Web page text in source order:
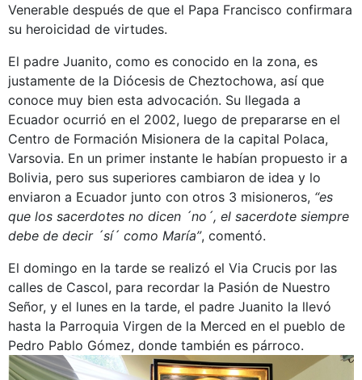
Venerable después de que el Papa Francisco confirmara
su heroicidad de virtudes.
El padre Juanito, como es conocido en la zona, es
justamente de la Diócesis de Cheztochowa, así que
conoce muy bien esta advocación. Su llegada a
Ecuador ocurrió en el 2002, luego de prepararse en el
Centro de Formación Misionera de la capital Polaca,
Varsovia. En un primer instante le habían propuesto ir a
Bolivia, pero sus superiores cambiaron de idea y lo
enviaron a Ecuador junto con otros 3 misioneros, “es
que los sacerdotes no dicen ´no´, el sacerdote siempre
debe de decir ´sí´ como María”, comentó.
El domingo en la tarde se realizó el Via Crucis por las
calles de Cascol, para recordar la Pasión de Nuestro
Señor, y el lunes en la tarde, el padre Juanito la llevó
hasta la Parroquia Virgen de la Merced en el pueblo de
Pedro Pablo Gómez, donde también es párroco.